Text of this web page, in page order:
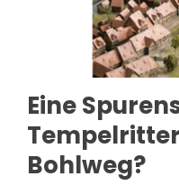
Eine
Bohlweg?